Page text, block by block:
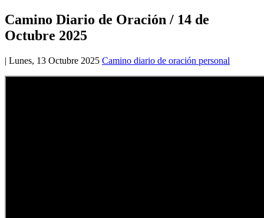
Camino Diario de Oración / 14 de
Octubre 2025
| Lunes, 13 Octubre 2025 Camino diario de oración personal